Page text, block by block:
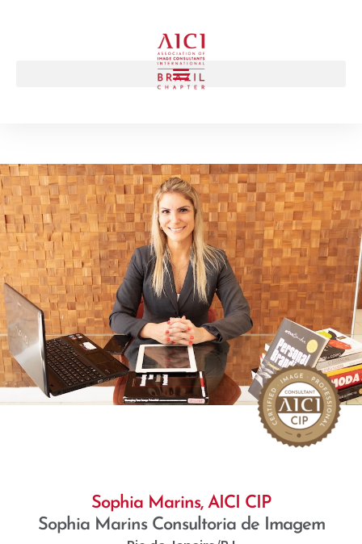
Sophia Marins, AICI CIP
Sophia Marins Consultoria de Imagem